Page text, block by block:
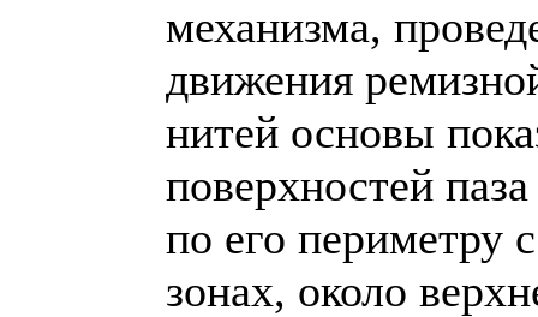
механизма,
движения
нитей основы
поверхностей
по его периметру
зонах, около